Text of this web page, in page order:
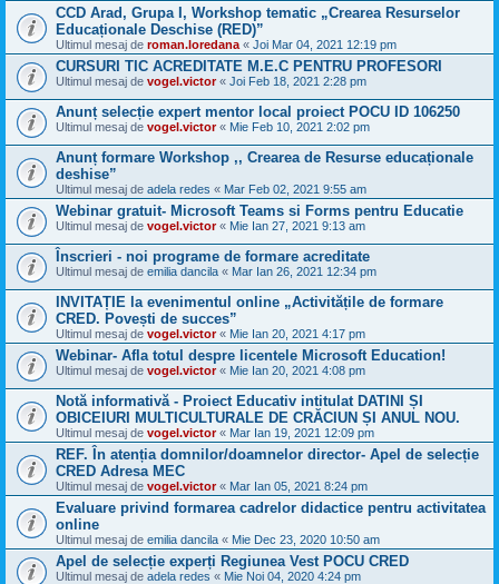
CCD Arad, Grupa I, Workshop tematic „Crearea Resurselor
Educaționale Deschise (RED)”
Ultimul mesaj de roman.loredana « Joi Mar 04, 2021 12:19 pm
CURSURI TIC ACREDITATE M.E.C PENTRU PROFESORI
Ultimul mesaj de vogel.victor« Joi Feb 18, 2021 2:28 pm
Anunț selecție expert mentor local proiect POCU ID 106250
Ultimul mesaj de vogel.victor« Mie Feb 10, 2021 2:02 pm
Anunț formare Workshop ,, Crearea de Resurse educaționale
deshise”
Ultimul mesaj de adela redes « Mar Feb 02, 2021 9:55 am
Webinar gratuit- Microsoft Teams si Forms pentru Educatie
Ultimul mesaj de vogel.victor« Mie Ian 27, 2021 9:13 am
Înscrieri - noi programe de formare acreditate
Ultimul mesaj de emilia dancila « Mar Ian 26, 2021 12:34 pm
INVITAȚIE la evenimentul online „Activitățile de formare
CRED. Povești de succes”
Ultimul mesaj de vogel.victor« Mie Ian 20, 2021 4:17 pm
Webinar- Afla totul despre licentele Microsoft Education!
Ultimul mesaj de vogel.victor« Mie Ian 20, 2021 4:08 pm
Notă informativă - Proiect Educativ intitulat DATINI ȘI
OBICEIURI MULTICULTURALE DE CRĂCIUN ȘI ANUL NOU.
Ultimul mesaj de vogel.victor« Mar Ian 19, 2021 12:09 pm
REF. În atenția domnilor/doamnelor director- Apel de selecție
CRED Adresa MEC
Ultimul mesaj de vogel.victor« Mar Ian 05, 2021 8:24 pm
Evaluare privind formarea cadrelor didactice pentru activitatea
online
Ultimul mesaj de emilia dancila « Mie Dec 23, 2020 10:50 am
Apel de selecție experți Regiunea Vest POCU CRED
Ultimul mesaj de adela redes « Mie Noi 04, 2020 4:24 pm